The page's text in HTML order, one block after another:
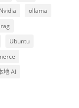
Nvidia
ollama
rag
Ubuntu
地 AI